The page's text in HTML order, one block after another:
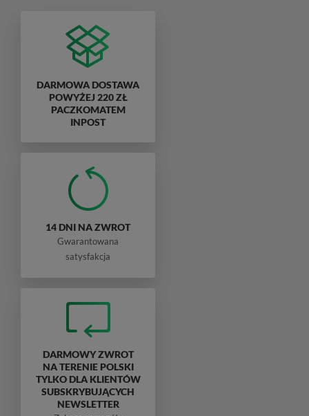
DARMOWA DOSTAWA
POWYŻEJ 220 ZŁ
PACZKOMATEM
INPOST
14 DNI NA ZWROT
Gwarantowana
satysfakcja
DARMOWY ZWROT
NA TERENIE POLSKI
TYLKO DLA KLIENTÓW
SUBSKRYBUJĄCYCH
NEWSLETTER